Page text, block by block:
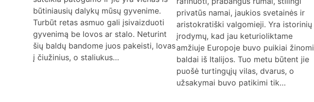
būtiniausių dalykų mūsų gyvenime.
Turbūt retas asmuo gali įsivaizduoti
gyvenimą be lovos ar stalo. Neturint
šių baldų bandome juos pakeisti, lovas
į čiužinius, o staliukus…
privatūs namai, jaukios svetainės ir
aristokratiški valgomieji. Yra istorinių
įrodymų, kad jau keturioliktame
amžiuje Europoje buvo puikiai žinomi
baldai iš Italijos. Tuo metu būtent jie
puošė turtingųjų vilas, dvarus, o
užsakymai buvo patikimi tik…